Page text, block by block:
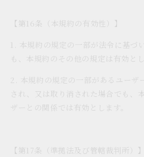
【第16条（本規約の有効性）】
1. 本規約の規定の一部が法令に基づ
も、本規約のその他の規定は有効とし
2. 本規約の規定の一部があるユーザ
され、又は取り消された場合でも、
ザーとの関係では有効とします。
【第17条（準拠法及び管轄裁判所）】